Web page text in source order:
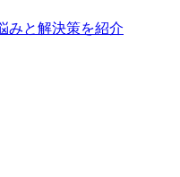
みと解決策を紹介